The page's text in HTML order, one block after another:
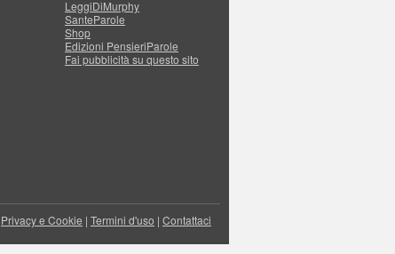
LeggiDiMurphy
SanteParole
Shop
Edizioni PensieriParole
Fai pubblicità su questo sito
Privacy e Cookie | Termini d'uso | Contattaci